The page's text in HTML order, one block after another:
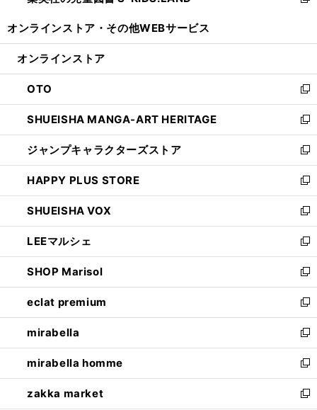
開
ン
ウ
で
開
く
ウ
ン
ド
ウ
で
開
く
オンラインストア・ その他WEBサービス
オンラインストア
OTO
新
し
い
ウ
ィ
ン
ド
ウ
で
開
く
SHUEISHA MANGA-ART HERITAGE
新
し
い
ウ
ィ
ン
ド
ウ
で
開
く
ジャンプキャラクターズストア
新
し
い
ウ
ィ
ン
ド
ウ
で
開
く
HAPPY PLUS STORE
新
し
い
ウ
ィ
ン
ド
ウ
で
開
く
SHUEISHA VOX
新
し
い
ウ
ィ
ン
ド
ウ
で
開
く
LEEマルシェ
新
し
い
ウ
ィ
ン
ド
ウ
で
開
く
SHOP Marisol
新
し
い
ウ
ィ
ン
ド
ウ
で
eclat premium
新
し
い
ウ
ィ
ン
ド
mirabella
新
し
い
ウ
ィ
mirabella homme
新
し
い
zakka market
新